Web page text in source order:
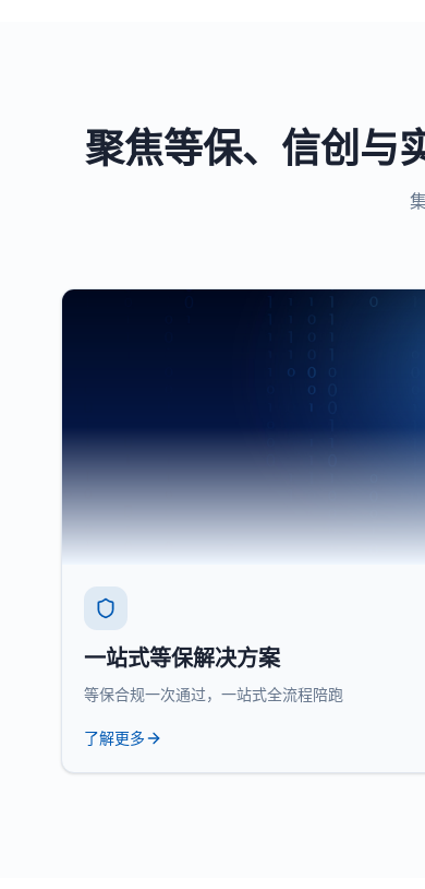
聚焦等保、信创与
一站式等保解决方案
等保合规一次通过，一站式全流程陪跑
了解更多